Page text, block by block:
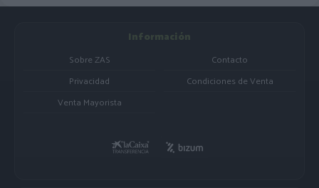
Información
Sobre ZAS
Contacto
Privacidad
Condiciones de Venta
Venta Mayorista